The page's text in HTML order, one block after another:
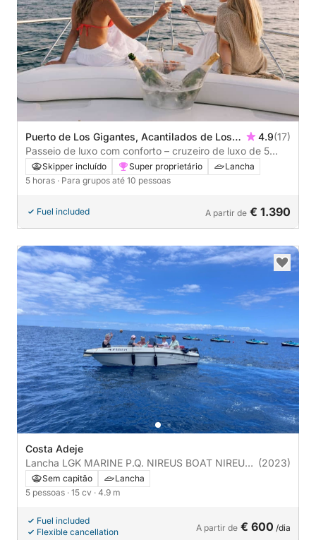
Puerto de Los Gigantes, Acantilados de Los
Gigantes, Spain
4.9(17)
Passeio de luxo com conforto – cruzeiro de luxo de 5
horasSkipper incluído Super proprietário
Lancha
5 horas · Para grupos até 10 pessoas
Fuel included A partir de € 1.390
Costa Adeje
Lancha LGK MARINE P.Q. NIREUS BOAT NIREUS
4.90 OPTIMA 15cv
(2023)
Sem capitão
Lancha
5 pessoas · 15 cv · 4.9 m
Fuel included
Flexible cancellation
A partir de € 600 /dia